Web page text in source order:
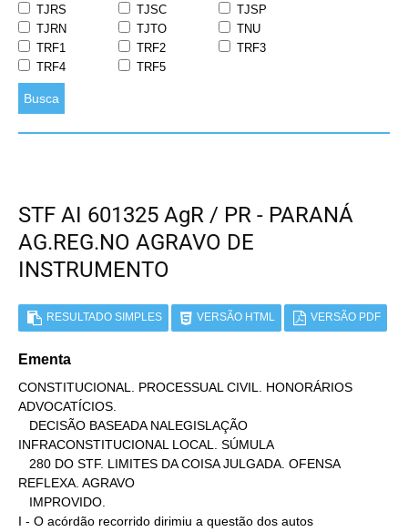
TJRS
TJSC
TJSP
TJRN
TJTO
TNU
TRF1
TRF2
TRF3
TRF4
TRF5
Busca
STF AI 601325 AgR / PR - PARANÁ
AG.REG.NO AGRAVO DE
INSTRUMENTO
RESULTADO SIMPLES VERSÃO HTML VERSÃO PDF
Ementa
CONSTITUCIONAL. PROCESSUAL CIVIL. HONORÁRIOS
ADVOCATÍCIOS.
INFRACONSTITUCIONAL LOCAL. SÚMULA
REFLEXA. AGRAVO
I - O acórdão recorrido dirimiu a questão dos autos